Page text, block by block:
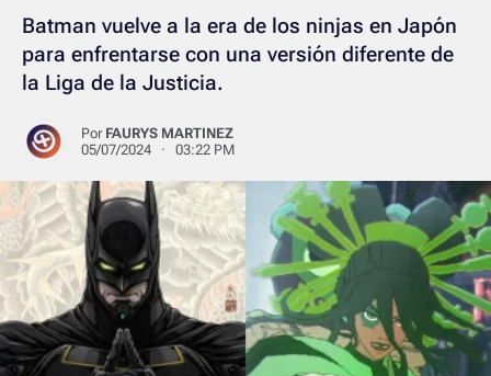
Batman vuelve a la era de los ninjas en Japón
para enfrentarse con una versión diferente de
la Liga de la Justicia.
Por FAURYS MARTINEZ
05/07/2024 · 03:22 PM